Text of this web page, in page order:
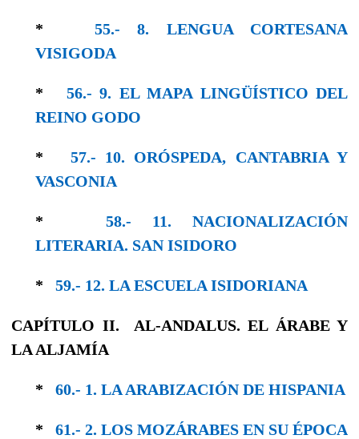
* 55.- 8. LENGUA CORTESANA
VISIGODA
* 56.- 9. EL MAPA LINGÜÍSTICO DEL
REINO GODO
* 57.- 10. ORÓSPEDA, CANTABRIA Y
VASCONIA
* 58.- 11. NACIONALIZACIÓN
LITERARIA. SAN ISIDORO
* 59.- 12. LA ESCUELA ISIDORIANA
CAPÍTULO II. AL-ANDALUS. EL ÁRABE Y
LA ALJAMÍA
* 60.- 1. LA ARABIZACIÓN DE HISPANIA
* 61.- 2. LOS MOZÁRABES EN SU ÉPOCA